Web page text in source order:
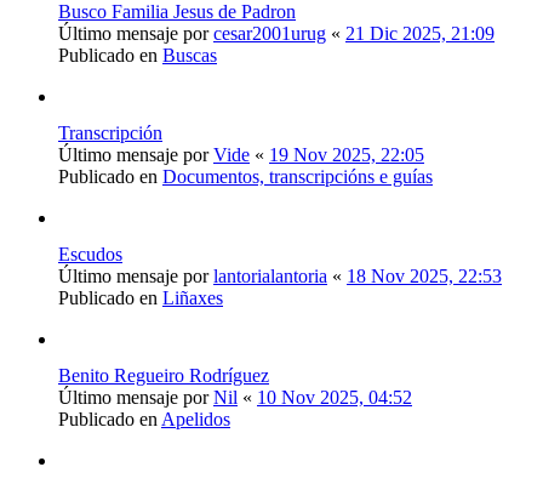
Busco Familia Jesus de Padron
Último mensaje porcesar2001urug « 21 Dic 2025, 21:09
Publicado en Buscas
Transcripción
Último mensaje porVide « 19 Nov 2025, 22:05
Publicado en Documentos, transcripcións e guías
Escudos
Último mensaje porlantorialantoria « 18 Nov 2025, 22:53
Publicado en Liñaxes
Benito Regueiro Rodríguez
Último mensaje porNil « 10 Nov 2025, 04:52
Publicado en Apelidos